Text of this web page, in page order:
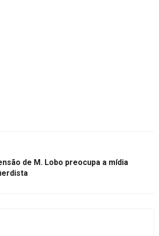
de M. Lobo preocupa a mídia